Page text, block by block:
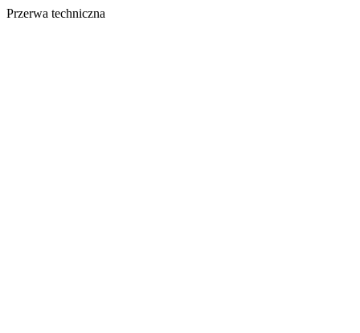
Przerwa techniczna